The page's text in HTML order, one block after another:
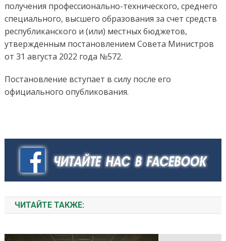
получения профессионально-технического, среднего
специального, высшего образования за счет средств
республиканского и (или) местных бюджетов,
утвержденным постановлением Совета Министров
от 31 августа 2022 года №572.
Постановление вступает в силу после его
официального опубликования.
ЧИТАЙТЕ ТАКЖЕ: